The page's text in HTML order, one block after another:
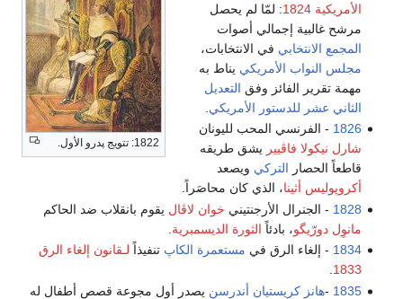
1822: تتويج پدرو الأول.
الأمريكية 1824
: لمّا لم يحصل
مرشح غالبية إجمالي أصوات
المجمع الانتخابي في الانتخابات،
مجلس النواب الأمريكي يناط به
مهمة تقرير الفائز وفق التعديل
الثاني عشر للدستور الأمريكي
1826 - الفرنسي المحب لليونان
شارل نيكولا فاڤيير يشق طريقه
قاطعاً الحصار التركي ويصعد
أكروپوليس أثينا، الذي كان محاصَراً.
1828 - الجنرال الأرجنتيني خوان لاڤال يقوم بانقلاب ضد الحاكم
مانوِل دورّيگو، بادئاً الثورة الديسمبرية
1834 - إلغاء الرق في مستعمرة الكاپ تنفيذاً لـقانون إلغاء الرق
1833
1835
-هانز كريستيان أندرسن يصدر أول مجوعة قصص أطفال له